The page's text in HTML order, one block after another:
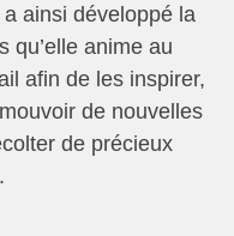
ainsi développé la
qu’elle anime au
afin de les inspirer,
de nouvelles
de précieux